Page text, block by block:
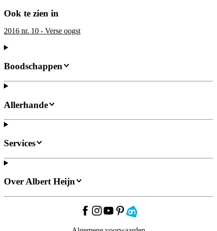
Ook te zien in
2016 nr. 10 - Verse oogst
Boodschappen
Allerhande
Services
Over Albert Heijn